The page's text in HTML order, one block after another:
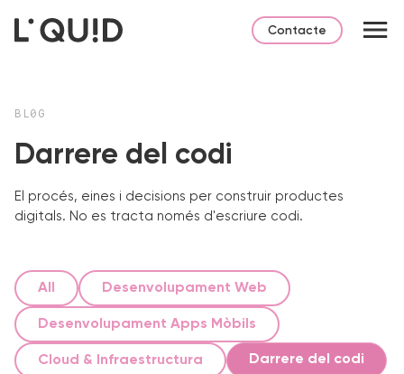
Contacte
BL0G
Darrere del codi
El procés, eines i decisions per construir productes
digitals. No es tracta només d'escriure codi.
All Desenvolupament Web
Desenvolupament Apps Mòbils
Cloud & Infraestructura Darrere del codi